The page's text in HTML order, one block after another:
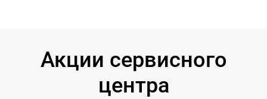
Акции сервисного
центра